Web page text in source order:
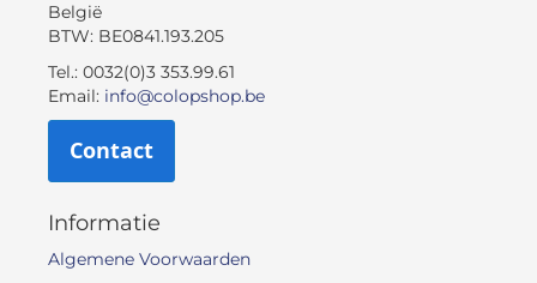
België
BTW: BE0841.193.205
Tel.: 0032(0)3 353.99.61
Email: info@colopshop.be
Contact
Informatie
Algemene Voorwaarden